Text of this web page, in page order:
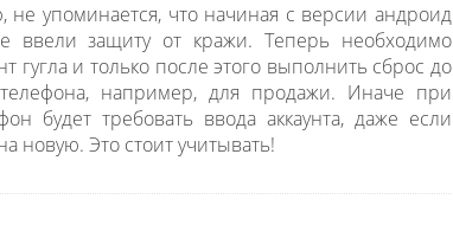
не упоминается, что начиная с версии андроид
защиту от кражи. Теперь необходимо
гугла и только после этого выполнить сброс до
телефона, например, для продажи. Иначе при
будет требовать ввода аккаунта, даже если
новую. Это стоит учитывать!